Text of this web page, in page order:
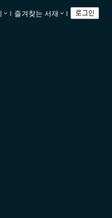
ｌ 즐겨찾는 서재 ｌ